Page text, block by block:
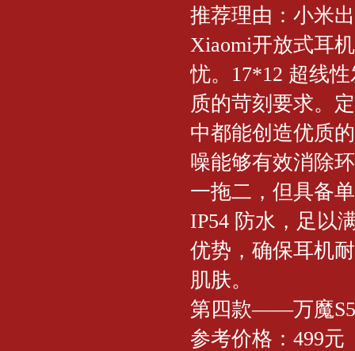
推荐理由：小米
Xiaomi开放式耳
忧。17*12 超线
质的苛刻要求。
中都能创造优质
噪能够有效消除
一拖二，但具备
IP54 防水，足以
优势，确保耳机
肌肤。
第四款——万魔
参考价格：499元